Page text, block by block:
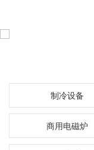
制冷设备
商用电磁炉